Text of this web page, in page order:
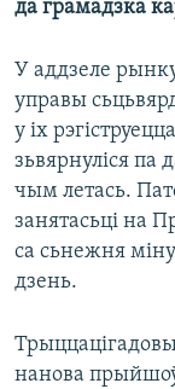
да грамадзка
У аддзеле
управы
у іх
зьвярнуліся па
чым летась.
занятасьці на
са сьнежня
дзень.
нанова прыйшоў